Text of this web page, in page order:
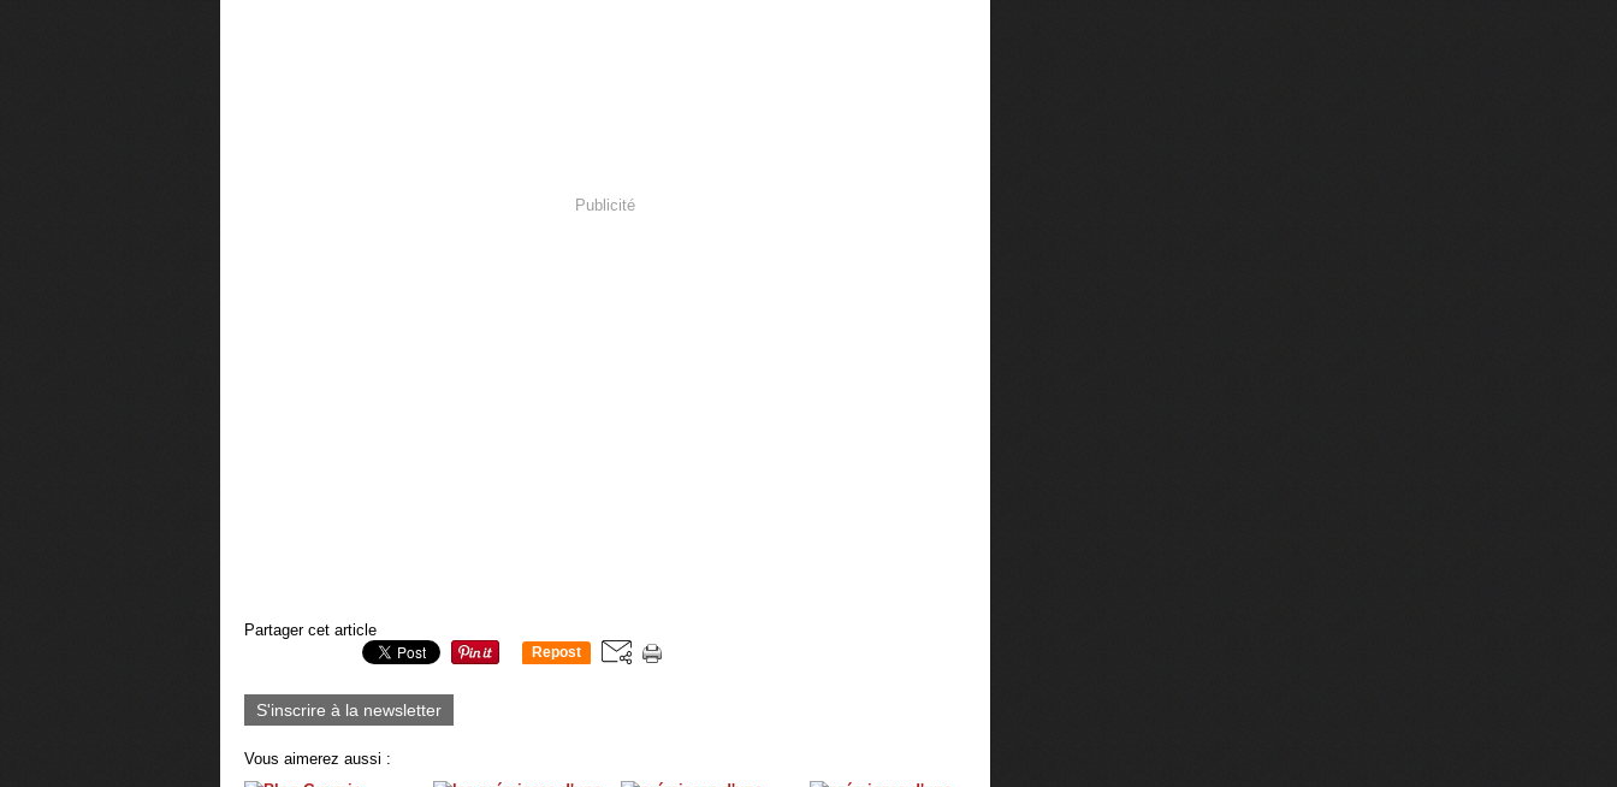
Publicité
Partager cet article
Repost
S'inscrire à la newsletter
Vous aimerez aussi :